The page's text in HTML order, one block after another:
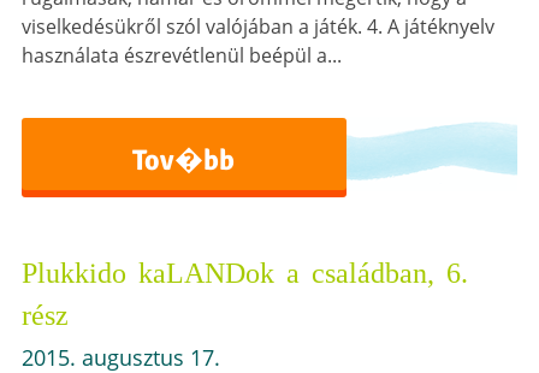
viselkedésükről szól valójában a játék. 4. A játéknyelv
használata észrevétlenül beépül a...
Tov�bb
Plukkido kaLANDok a családban, 6.
rész
2015. augusztus 17.